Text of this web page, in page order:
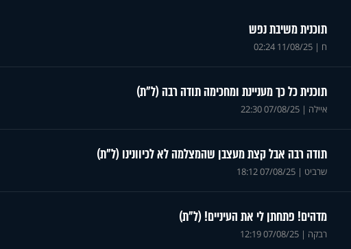
תוכנית משיבת נפש
ח |
11/08/25 02:24
תוכנית כל כך מעניינת ומחכימה תודה רבה (ל"ת)
איילה |
07/08/25 22:30
תודה רבה אבל קצת מעצבן שהמצלמה לא לכיוונינו (ל"ת)
שרביט |
07/08/25 18:12
מדהים! פתחתן לי את העיניים! (ל"ת)
רבקה |
07/08/25 12:19